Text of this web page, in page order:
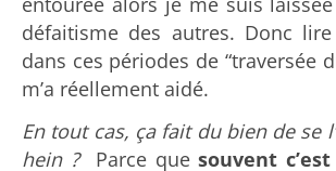
défaitisme des autres. Donc
dans ces périodes de “traversée
m’a réellement aidé.
En tout cas, ça fait du bien de se
hein ?Parce quesouvent